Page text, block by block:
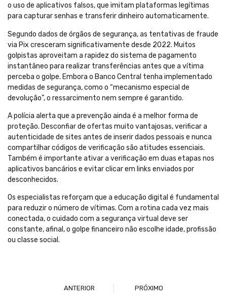
o uso de aplicativos falsos, que imitam plataformas legítimas
para capturar senhas e transferir dinheiro automaticamente.
Segundo dados de órgãos de segurança, as tentativas de fraude
via Pix cresceram significativamente desde 2022. Muitos
golpistas aproveitam a rapidez do sistema de pagamento
instantâneo para realizar transferências antes que a vítima
perceba o golpe. Embora o Banco Central tenha implementado
medidas de segurança, como o “mecanismo especial de
devolução”, o ressarcimento nem sempre é garantido.
A polícia alerta que a prevenção ainda é a melhor forma de
proteção. Desconfiar de ofertas muito vantajosas, verificar a
autenticidade de sites antes de inserir dados pessoais e nunca
compartilhar códigos de verificação são atitudes essenciais.
Também é importante ativar a verificação em duas etapas nos
aplicativos bancários e evitar clicar em links enviados por
desconhecidos.
Os especialistas reforçam que a educação digital é fundamental
para reduzir o número de vítimas. Com a rotina cada vez mais
conectada, o cuidado com a segurança virtual deve ser
constante, afinal, o golpe financeiro não escolhe idade, profissão
ou classe social.
ANTERIOR PRÓXIMO